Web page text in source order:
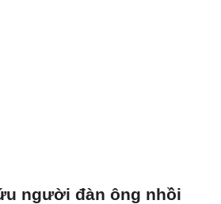
người đàn ông nhồi